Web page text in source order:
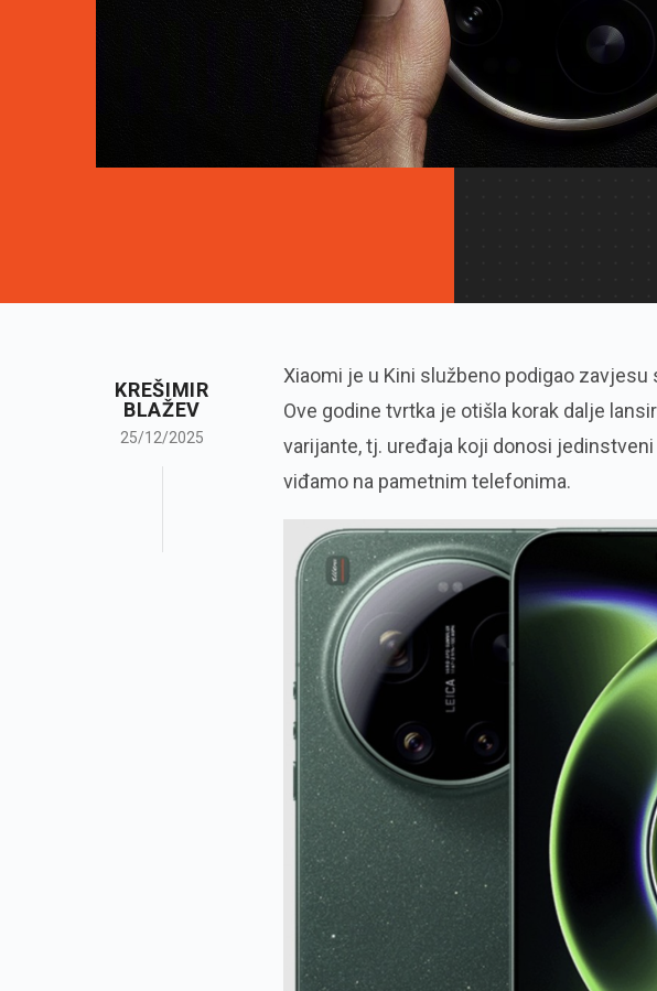
KREŠIMIR
BLAŽEV
25/12/2025
Xiaomi je u Kini službeno podigao
Ove godine tvrtka je otišla korak dalje
varijante, tj. uređaja koji donosi
viđamo na pametnim telefonima.